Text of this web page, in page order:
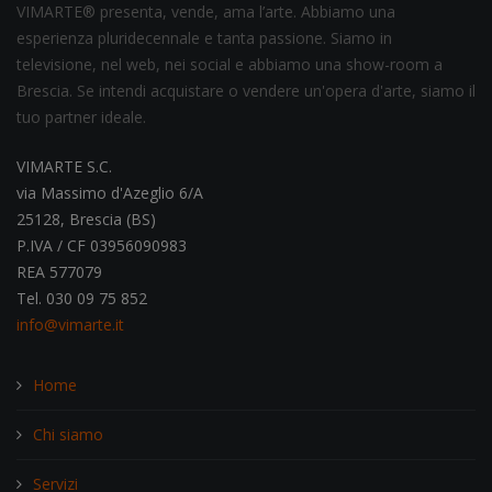
VIMARTE® presenta, vende, ama l’arte. Abbiamo una
esperienza pluridecennale e tanta passione. Siamo in
televisione, nel web, nei social e abbiamo una show-room a
Brescia. Se intendi acquistare o vendere un'opera d'arte, siamo il
tuo partner ideale.
VIMARTE S.C.
via Massimo d'Azeglio 6/A
25128, Brescia (BS)
P.IVA / CF 03956090983
REA 577079
Tel. 030 09 75 852
info@vimarte.it
Home
Chi siamo
Servizi